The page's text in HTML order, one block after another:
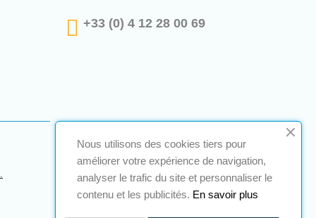
+33 (0) 4 12 28 00 69
.
Nous utilisons des cookies tiers pour
améliorer votre expérience de navigation,
analyser le trafic du site et personnaliser le
contenu et les publicités. En savoir plus